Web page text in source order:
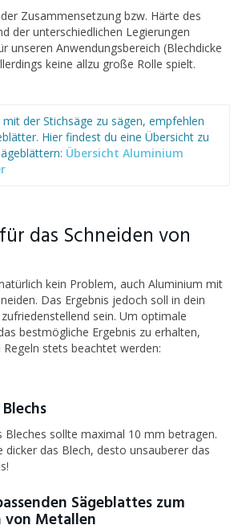
Zusammensetzung bzw. Härte des
der unterschiedlichen Legierungen
unseren Anwendungsbereich (Blechdicke
keine allzu große Rolle spielt.
der Stichsäge zu sägen, empfehlen
Hier findest du eine Übersicht zu
Übersicht Aluminium
das Schneiden von
kein Problem, auch Aluminium mit
Das Ergebnis jedoch soll in dein
sein. Um optimale
bestmögliche Ergebnis zu erhalten,
stets beachtet werden:
Bleches sollte maximal 10 mm betragen.
dicker das Blech, desto unsauberer das
Sägeblattes zum